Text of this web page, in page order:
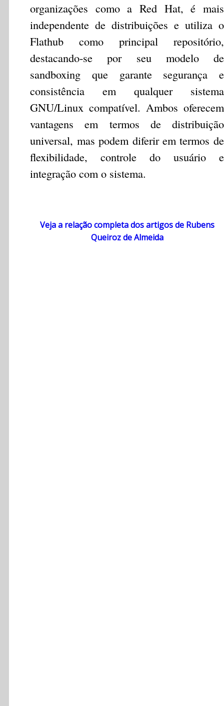
organizações como a Red Hat, é mais
independente de distribuições e utiliza o
Flathub como principal repositório,
destacando-se por seu modelo de
sandboxing que garante segurança e
consistência em qualquer sistema
GNU/Linux compatível. Ambos oferecem
vantagens em termos de distribuição
universal, mas podem diferir em termos de
flexibilidade, controle do usuário e
integração com o sistema.
Veja a relação completa dos artigos de Rubens
Queiroz de Almeida